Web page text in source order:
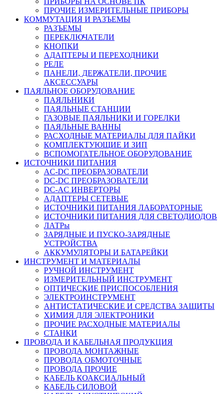
ПРОЧИЕ ИЗМЕРИТЕЛЬНЫЕ ПРИБОРЫ
КОММУТАЦИЯ И РАЗЪЕМЫ
РАЗЪЕМЫ
ПЕРЕКЛЮЧАТЕЛИ
КНОПКИ
АДАПТЕРЫ И ПЕРЕХОДНИКИ
РЕЛЕ
ПАНЕЛИ, ДЕРЖАТЕЛИ, ПРОЧИЕ
АКСЕССУАРЫ
ПАЯЛЬНОЕ ОБОРУДОВАНИЕ
ПАЯЛЬНИКИ
ПАЯЛЬНЫЕ СТАНЦИИ
ГАЗОВЫЕ ПАЯЛЬНИКИ И ГОРЕЛКИ
ПАЯЛЬНЫЕ ВАННЫ
РАСХОДНЫЕ МАТЕРИАЛЫ ДЛЯ ПАЙКИ
КОМПЛЕКТУЮЩИЕ И ЗИП
ВСПОМОГАТЕЛЬНОЕ ОБОРУДОВАНИЕ
ИСТОЧНИКИ ПИТАНИЯ
AC-DC ПРЕОБРАЗОВАТЕЛИ
DC-DC ПРЕОБРАЗОВАТЕЛИ
DC-AC ИНВЕРТОРЫ
АДАПТЕРЫ СЕТЕВЫЕ
ИСТОЧНИКИ ПИТАНИЯ ЛАБОРАТОРНЫЕ
ИСТОЧНИКИ ПИТАНИЯ ДЛЯ СВЕТОДИОДОВ
ЛАТРы
ЗАРЯДНЫЕ И ПУСКО-ЗАРЯДНЫЕ
УСТРОЙСТВА
АККУМУЛЯТОРЫ И БАТАРЕЙКИ
ИНСТРУМЕНТ И МАТЕРИАЛЫ
РУЧНОЙ ИНСТРУМЕНТ
ИЗМЕРИТЕЛЬНЫЙ ИНСТРУМЕНТ
ОПТИЧЕСКИЕ ПРИСПОСОБЛЕНИЯ
ЭЛЕКТРОИНСТРУМЕНТ
АНТИСТАТИЧЕСКИЕ И СРЕДСТВА ЗАЩИТЫ
ХИМИЯ ДЛЯ ЭЛЕКТРОНИКИ
ПРОЧИЕ РАСХОДНЫЕ МАТЕРИАЛЫ
СТАНКИ
ПРОВОДА И КАБЕЛЬНАЯ ПРОДУКЦИЯ
ПРОВОДА МОНТАЖНЫЕ
ПРОВОДА ОБМОТОЧНЫЕ
ПРОВОДА ПРОЧИЕ
КАБЕЛЬ КОАКСИАЛЬНЫЙ
КАБЕЛЬ СИЛОВОЙ